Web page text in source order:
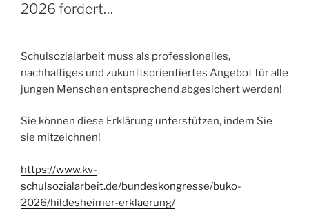
2026 fordert…
Schulsozialarbeit muss als professionelles,
nachhaltiges und zukunftsorientiertes Angebot für alle
jungen Menschen entsprechend abgesichert werden!
Sie können diese Erklärung unterstützen, indem Sie
sie mitzeichnen!
https://www.kv-
schulsozialarbeit.de/bundeskongresse/buko-
2026/hildesheimer-erklaerung/